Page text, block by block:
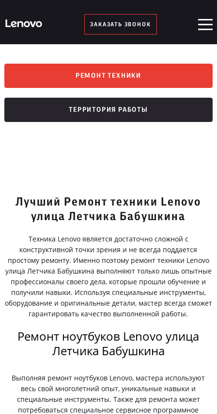
ЗАКАЗАТЬ ЗВОНОК
РЕМОНТ ТЕХНИКИ
ТЕРРИТОРИЯ РАБОТЫ
Лучший Ремонт техники Lenovo
улица Летчика Бабушкина
Техника Lenovo является достаточно сложной с
конструктивной точки зрения и не всегда поддается
простому ремонту. Именно поэтому ремонт техники Lenovo
улица Летчика Бабушкина выполняют только лишь опытные
профессионалы своего дела, которые прошли обучение и
получили навыки. Используя специальные инструменты,
оборудование и оригинальные детали, мастер всегда сможет
гарантировать качество выполненной работы.
Ремонт ноутбуков Lenovo улица
Летчика Бабушкина
Выполняя ремонт ноутбуков Lenovo, мастера используют
весь свой многолетний опыт, уникальные навыки и
специальные инструменты. Также для ремонта может
потребоваться специальное сервисное программное